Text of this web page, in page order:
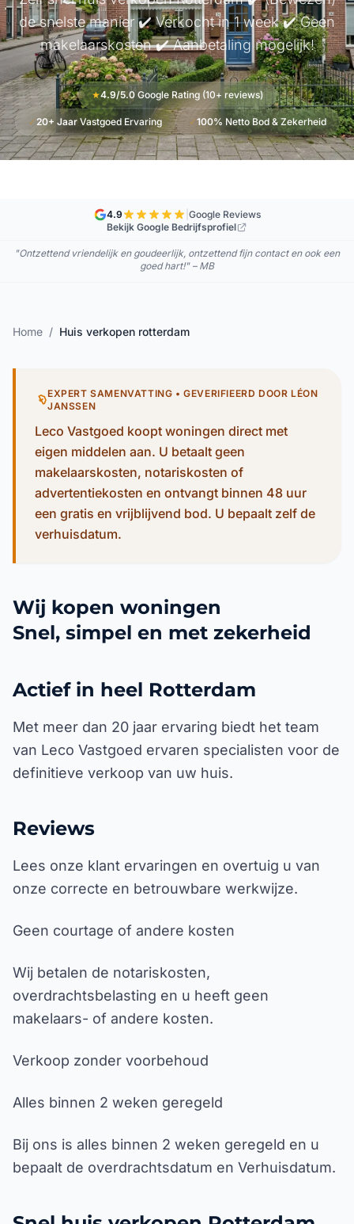
de snelste manier ✔️ Verkocht in 1 week ✔️ Geen
makelaarskosten ✔️ Aanbetaling mogelijk!
★4.9/5.0Google Rating (10+ reviews)
✓20+ JaarVastgoed Ervaring ✓ 100% Netto Bod & Zekerheid
4.9
Google Reviews
Bekijk Google Bedrijfsprofiel
"Ontzettend vriendelijk en goudeerlijk, ontzettend fijn contact en ook een
goed hart!" – MB
Home / Huis verkopen rotterdam
EXPERT SAMENVATTING • GEVERIFIEERD DOOR LÉON
JANSSEN
Leco Vastgoed koopt woningen direct met
eigen middelen aan. U betaalt geen
makelaarskosten, notariskosten of
advertentiekosten en ontvangt binnen 48 uur
een gratis en vrijblijvend bod. U bepaalt zelf de
verhuisdatum.
Wij kopen woningen
Snel, simpel en met zekerheid
Actief in heel Rotterdam
Met meer dan 20 jaar ervaring biedt het team
van Leco Vastgoed ervaren specialisten voor de
definitieve verkoop van uw huis.
Reviews
Lees onze klant ervaringen en overtuig u van
onze correcte en betrouwbare werkwijze.
Geen courtage of andere kosten
Wij betalen de notariskosten,
overdrachtsbelasting en u heeft geen
makelaars- of andere kosten.
Verkoop zonder voorbehoud
Alles binnen 2 weken geregeld
Bij ons is alles binnen 2 weken geregeld en u
bepaalt de overdrachtsdatum en Verhuisdatum.